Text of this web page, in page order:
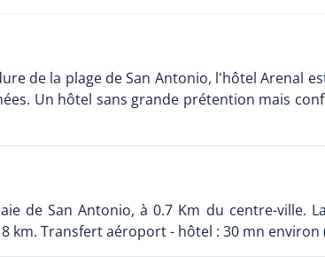
de la plage de San Antonio, l'hôtel Arenal
Un hôtel sans grande prétention mais
de San Antonio, à 0.7 Km du centre-ville.
km. Transfert aéroport - hôtel : 30 mn environ